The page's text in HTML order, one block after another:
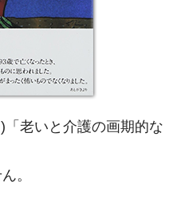
老いと介護の画期的な
。